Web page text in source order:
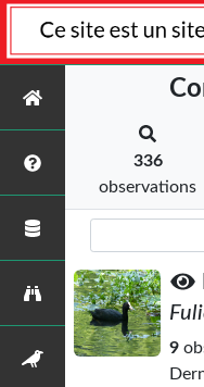
336
observations
9